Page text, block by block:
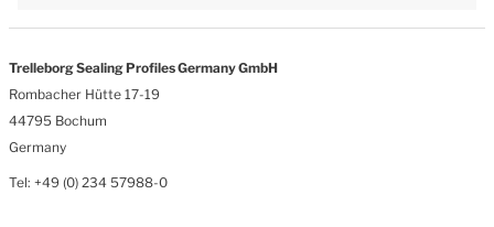
Trelleborg Sealing Profiles Germany GmbH
Rombacher Hütte 17-19
44795 Bochum
Germany
Tel: +49 (0) 234 57988-0